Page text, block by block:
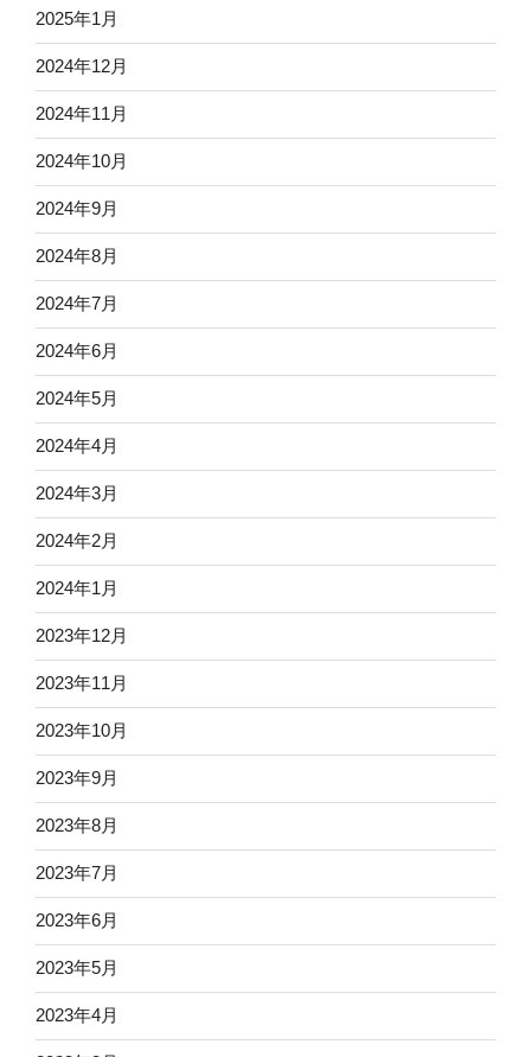
2025年1月
2024年12月
2024年11月
2024年10月
2024年9月
2024年8月
2024年7月
2024年6月
2024年5月
2024年4月
2024年3月
2024年2月
2024年1月
2023年12月
2023年11月
2023年10月
2023年9月
2023年8月
2023年7月
2023年6月
2023年5月
2023年4月